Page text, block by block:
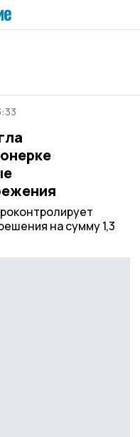
на сумму 1,3